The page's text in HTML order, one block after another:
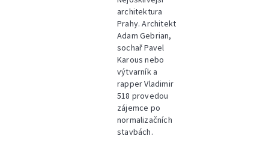
architektura
Prahy. Architekt
Adam Gebrian,
sochař Pavel
Karous nebo
výtvarník a
rapper Vladimir
518 provedou
zájemce po
normalizačních
stavbách.